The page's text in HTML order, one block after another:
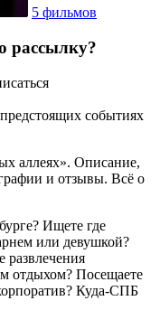
5 фильмов
рассылку?
событиях
аллеях». Описание,
и отзывы. Всё о
Ищете где
или девушкой?
развлечения
отдыхом? Посещаете
Куда-СПБ